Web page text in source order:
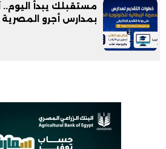
مستقبلك يبدأ اليوم..
بمدارس أجرو المصرية